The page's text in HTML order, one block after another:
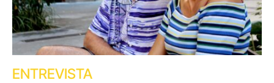
ENTREVISTA